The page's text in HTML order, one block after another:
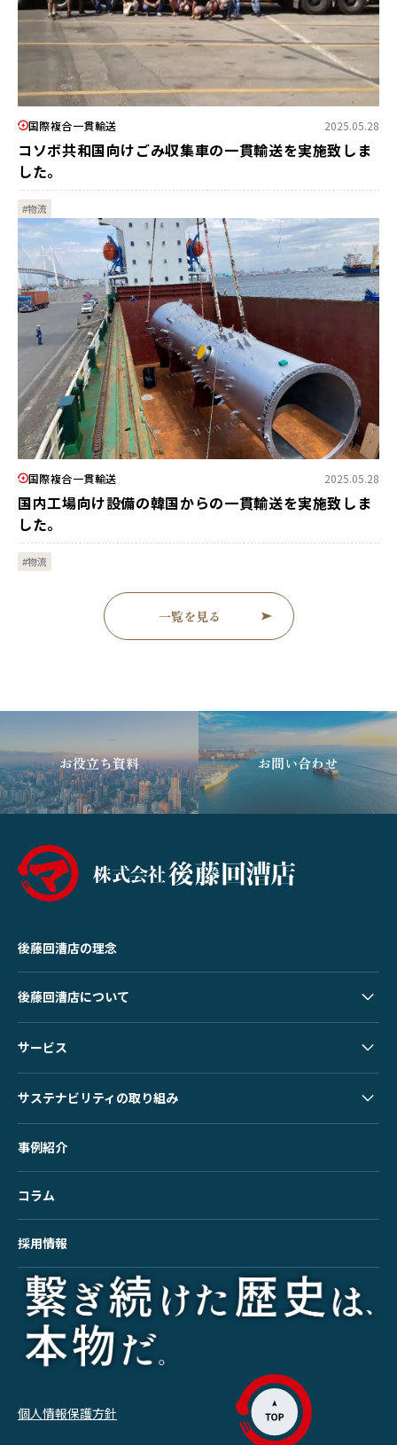
国際複合一貫輸送 2025.05.28
コソボ共和国向けごみ収集車の一貫輸送を実施致しま
した。
#物流
国際複合一貫輸送 2025.05.28
国内工場向け設備の韓国からの一貫輸送を実施致しま
した。
#物流
一覧を見る
お役立ち資料 お問い合わせ
個人情報保護方針
後藤回漕店の理念
後藤回漕店について
サービス
サステナビリティの取り組み
事例紹介
コラム
採用情報